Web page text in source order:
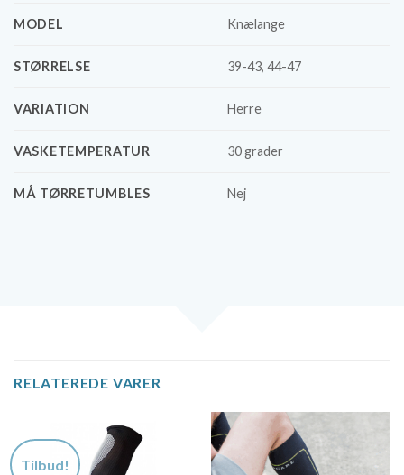
MODEL Knælange
STØRRELSE 39-43, 44-47
VARIATION Herre
VASKETEMPERATUR 30 grader
MÅ TØRRETUMBLES Nej
RELATEREDE VARER
Tilbud!